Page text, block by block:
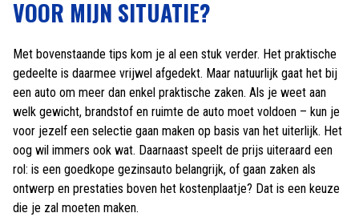
VOOR MIJN SITUATIE?
Met bovenstaande tips kom je al een stuk verder. Het praktische
gedeelte is daarmee vrijwel afgedekt. Maar natuurlijk gaat het bij
een auto om meer dan enkel praktische zaken. Als je weet aan
welk gewicht, brandstof en ruimte de auto moet voldoen – kun je
voor jezelf een selectie gaan maken op basis van het uiterlijk. Het
oog wil immers ook wat. Daarnaast speelt de prijs uiteraard een
rol: is een goedkope gezinsauto belangrijk, of gaan zaken als
ontwerp en prestaties boven het kostenplaatje? Dat is een keuze
die je zal moeten maken.